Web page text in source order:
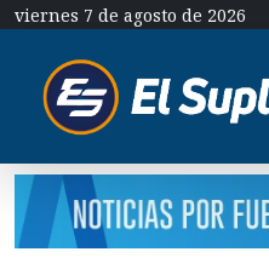
viernes 7 de agosto de 2026